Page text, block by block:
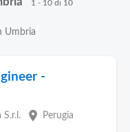
1 - 10 di 10
Umbria
-
place Perugia